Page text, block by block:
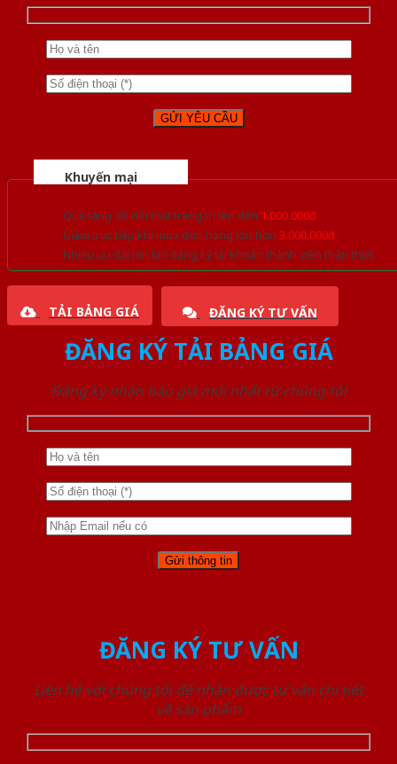
Khuyến mại
Quà tặng đồ nội thất trang trí lên đến 1.000.000đ
Giảm trực tiếp khi mua đơn hàng lớn hơn 3.000.000đ
Nhiều ưu đãi lớn khi đăng ký tài khoản thành viên thân thiết
TẢI BẢNG GIÁ ĐĂNG KÝ TƯ VẤN
ĐĂNG KÝ TẢI BẢNG GIÁ
Đăng ký nhận báo giá mới nhất từ chúng tôi
ĐĂNG KÝ TƯ VẤN
Liên hệ với chúng tôi để nhận được tư vấn chi tiết
về sản phẩm